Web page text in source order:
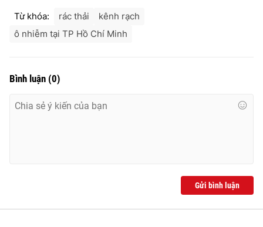
Từ khóa: rác thải
kênh rạch
ô nhiễm tại TP Hồ Chí Minh
Bình luận (0)
Gửi bình luận